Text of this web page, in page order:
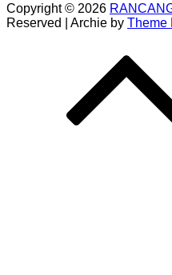
Copyright © 2026
Reserved | Archie by Theme